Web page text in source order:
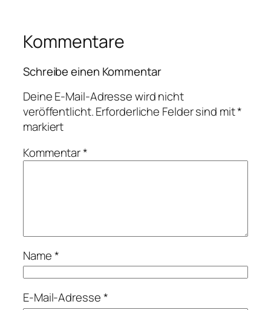
Kommentare
Schreibe einen Kommentar
Deine E-Mail-Adresse wird nicht
veröffentlicht.Erforderliche Felder sind mit*
markiert
Kommentar*
Name*
E-Mail-Adresse*